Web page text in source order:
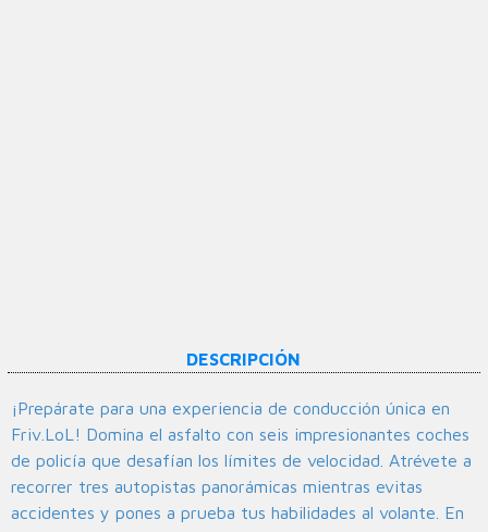
DESCRIPCIÓN
¡Prepárate para una experiencia de conducción única en
Friv.LoL! Domina el asfalto con seis impresionantes coches
de policía que desafían los límites de velocidad. Atrévete a
recorrer tres autopistas panorámicas mientras evitas
accidentes y pones a prueba tus habilidades al volante. En